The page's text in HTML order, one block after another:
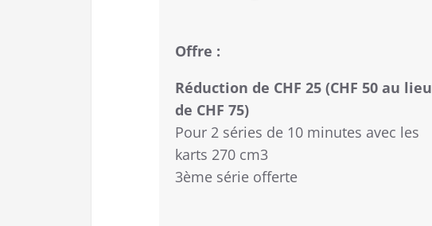
Offre :
Réduction de CHF 25 (CHF 50 au lieu
de CHF 75)
Pour 2 séries de 10 minutes avec les
karts 270 cm3
3ème série offerte